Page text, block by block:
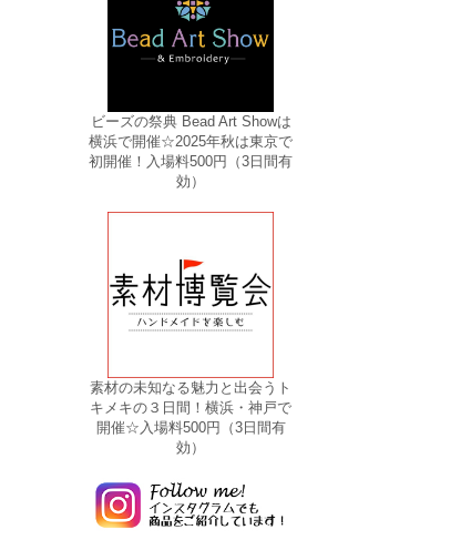
ビーズの祭典 Bead Art Showは
横浜で開催☆2025年秋は東京で
初開催！入場料500円（3日間有
効）
素材の未知なる魅力と出会うト
キメキの３日間！横浜・神戸で
開催☆入場料500円（3日間有
効）